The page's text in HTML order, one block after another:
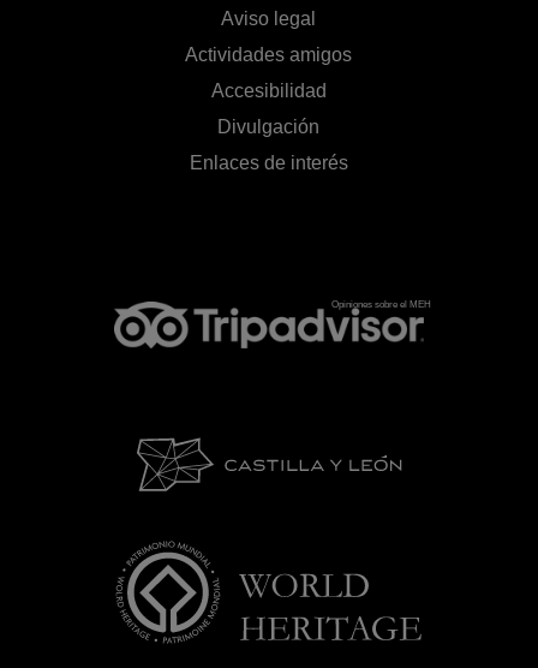
Aviso legal
Actividades amigos
Accesibilidad
Divulgación
Enlaces de interés
Opiniones sobre el MEH